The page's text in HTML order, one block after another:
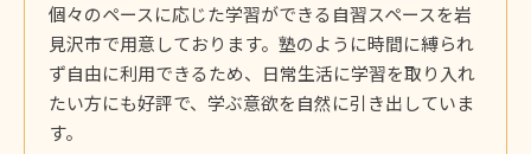
個々のペースに応じた学習ができる自習スペースを岩
見沢市で用意しております。塾のように時間に縛られ
ず自由に利用できるため、日常生活に学習を取り入れ
たい方にも好評で、学ぶ意欲を自然に引き出していま
す。